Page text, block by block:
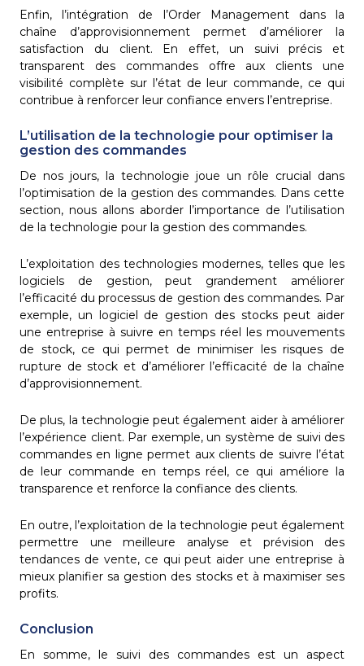
Enfin, l’intégration de l’Order Management dans la
chaîne d’approvisionnement permet d’améliorer la
satisfaction du client. En effet, un suivi précis et
transparent des commandes offre aux clients une
visibilité complète sur l’état de leur commande, ce qui
contribue à renforcer leur confiance envers l’entreprise.
L’utilisation de la technologie pour optimiser la
gestion des commandes
De nos jours, la technologie joue un rôle crucial dans
l’optimisation de la gestion des commandes. Dans cette
section, nous allons aborder l’importance de l’utilisation
de la technologie pour la gestion des commandes.
L’exploitation des technologies modernes, telles que les
logiciels de gestion, peut grandement améliorer
l’efficacité du processus de gestion des commandes. Par
exemple, un logiciel de gestion des stocks peut aider
une entreprise à suivre en temps réel les mouvements
de stock, ce qui permet de minimiser les risques de
rupture de stock et d’améliorer l’efficacité de la chaîne
d’approvisionnement.
De plus, la technologie peut également aider à améliorer
l’expérience client. Par exemple, un système de suivi des
commandes en ligne permet aux clients de suivre l’état
de leur commande en temps réel, ce qui améliore la
transparence et renforce la confiance des clients.
En outre, l’exploitation de la technologie peut également
permettre une meilleure analyse et prévision des
tendances de vente, ce qui peut aider une entreprise à
mieux planifier sa gestion des stocks et à maximiser ses
profits.
Conclusion
En somme, le suivi des commandes est un aspect